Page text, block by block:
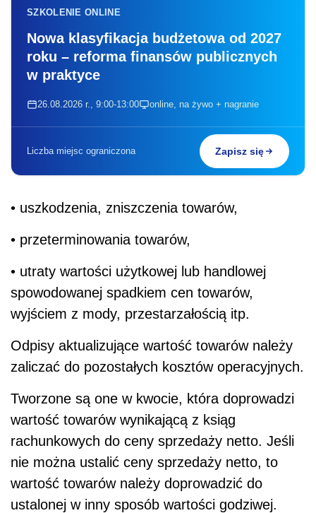
SZKOLENIE ONLINE
Nowa klasyfikacja budżetowa od 2027
roku – reforma finansów publicznych
w praktyce
26.08.2026 r., 9:00-13:00 online, na żywo + nagranie
Liczba miejsc ograniczona Zapisz się
• uszkodzenia, zniszczenia towarów,
• przeterminowania towarów,
• utraty wartości użytkowej lub handlowej
spowodowanej spadkiem cen towarów,
wyjściem z mody, przestarzałością itp.
Odpisy aktualizujące wartość towarów należy
zaliczać do pozostałych kosztów operacyjnych.
Tworzone są one w kwocie, która doprowadzi
wartość towarów wynikającą z ksiąg
rachunkowych do ceny sprzedaży netto. Jeśli
nie można ustalić ceny sprzedaży netto, to
wartość towarów należy doprowadzić do
ustalonej w inny sposób wartości godziwej.